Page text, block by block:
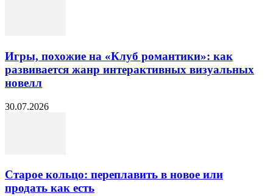
Игры, похожие на «Клуб романтики»: как
развивается жанр интерактивных визуальных
новелл
30.07.2026
Старое кольцо: переплавить в новое или
продать как есть